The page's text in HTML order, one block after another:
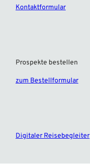
Kontaktformular
Prospekte bestellen
zum Bestellformular
e
b
a
Digitaler Reisebegleiter